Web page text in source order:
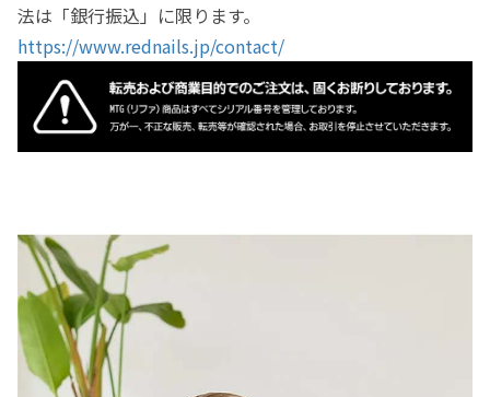
法は「銀行振込」に限ります。
https://www.rednails.jp/contact/